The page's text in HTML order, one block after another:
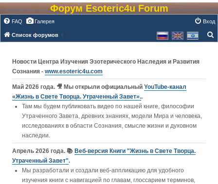
Форум Esoteric4u Forum
FAQ Галерея Вход
Список форумов
Новости Центра Изучения Эзотерического Наследия и Развития
Сознания - www.esoteric4u.com
Май 2026 года. 🎥 Мы открыли официальный YouTube‑канал
«Жизнь в Свете Творца. Утраченный Завет»..
Там мы будем публиковать видео по нашей книге, философии
Утраченного Завета, древних знаниях, модели Мира и человека,
исследованиях в области Сознания, смысле жизни и духовном
наследии.
Апрель 2026 года. 📚 Веб-версия Книги "Жизнь в Свете Творца.
Утраченный Завет".
Мы разработали и создали веб-аппликацию для удобного
изучения книги c навигацией по главам, глоссарием терминов,